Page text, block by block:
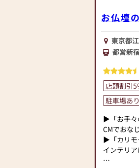
≪「カリモ
お仏壇のは
ク家具」
壇を作っ
げたお仏壇
≪はせが
●仏壇・仏
●ご来店予
さい)
●お電話(
い仏壇を
●訪問(は
続きを致し
お仏壇
東京都
都営新
店頭割引
駐車場あり
▶「お手々
CMでおな
▶「カリモ
インテリ